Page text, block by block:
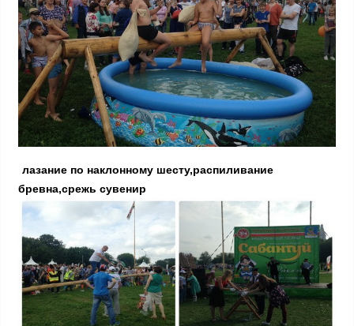
лазание по наклонному шесту,распиливание
бревна,срежь сувенир